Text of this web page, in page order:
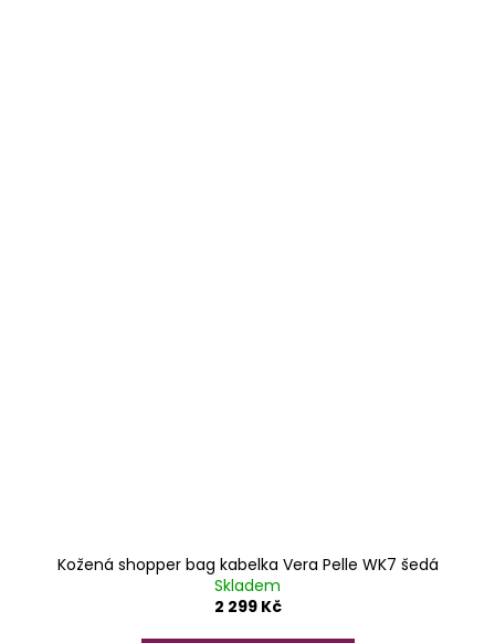
Kožená shopper bag kabelka Vera Pelle WK7 šedá
Skladem
2 299 Kč